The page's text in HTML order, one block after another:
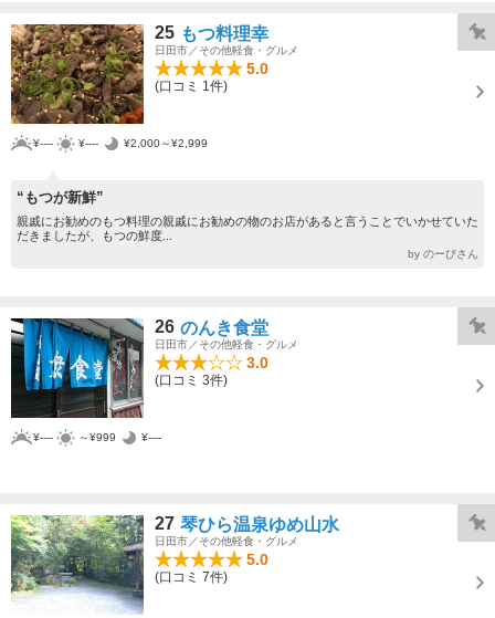
25 もつ料理幸
日田市／その他軽食・グルメ
5.0
(口コミ 1件)
¥---- ¥---- ¥2,000～¥2,999
“もつが新鮮”
親戚にお勧めのもつ料理の親戚にお勧めの物のお店があると言うことでいかせていた
だきましたが、もつの鮮度...
by のーびさん
26 のんき食堂
日田市／その他軽食・グルメ
3.0
(口コミ 3件)
¥---- ～¥999 ¥----
27 琴ひら温泉ゆめ山水
日田市／その他軽食・グルメ
5.0
(口コミ 7件)